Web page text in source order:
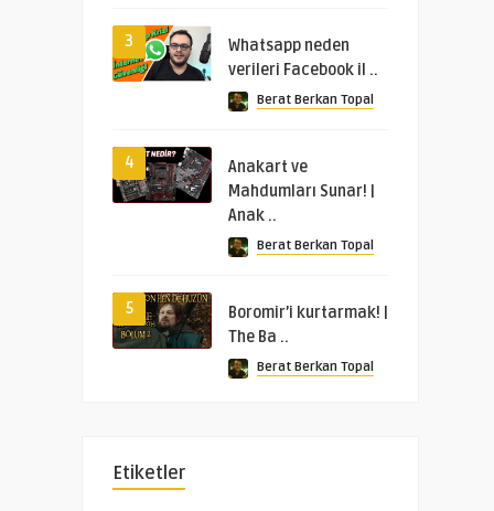
3
Whatsapp neden
verileri Facebook il ..
Berat Berkan Topal
4
Anakart ve
Mahdumları Sunar! |
Anak ..
Berat Berkan Topal
5
Boromir’i kurtarmak! |
The Ba ..
Berat Berkan Topal
Etiketler